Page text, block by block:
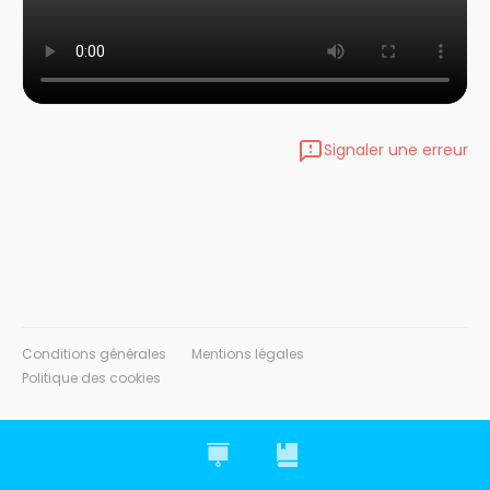
Signaler une erreur
Conditions générales
Mentions légales
Politique des cookies